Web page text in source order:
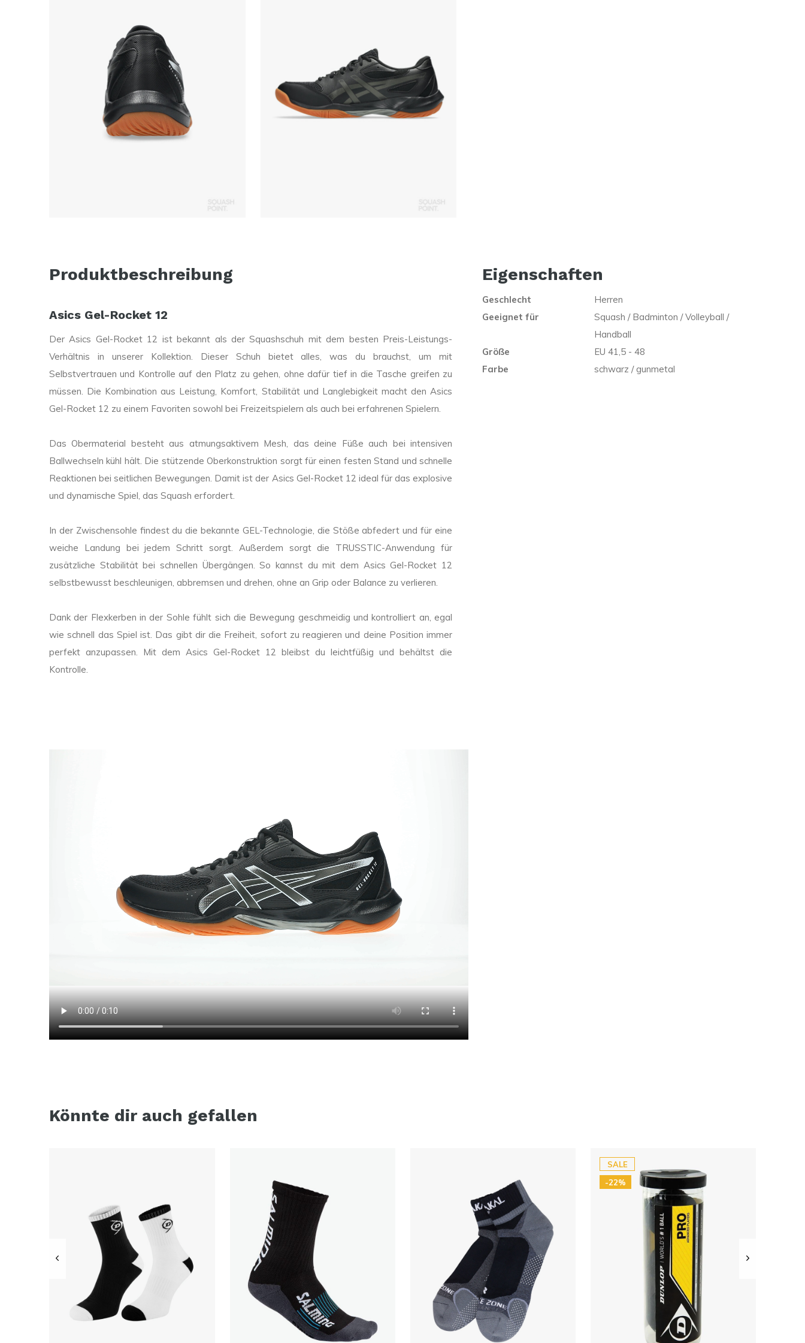
Produktbeschreibung
Asics Gel-Rocket 12
Der Asics Gel-Rocket 12 ist bekannt als der Squashschuh mit dem besten Preis-Leistungs-
Verhältnis in unserer Kollektion. Dieser Schuh bietet alles, was du brauchst, um mit
Selbstvertrauen und Kontrolle auf den Platz zu gehen, ohne dafür tief in die Tasche greifen zu
müssen. Die Kombination aus Leistung, Komfort, Stabilität und Langlebigkeit macht den Asics
Gel-Rocket 12 zu einem Favoriten sowohl bei Freizeitspielern als auch bei erfahrenen Spielern.
Das Obermaterial besteht aus atmungsaktivem Mesh, das deine Füße auch bei intensiven
Ballwechseln kühl hält. Die stützende Oberkonstruktion sorgt für einen festen Stand und schnelle
Reaktionen bei seitlichen Bewegungen. Damit ist der Asics Gel-Rocket 12 ideal für das explosive
und dynamische Spiel, das Squash erfordert.
In der Zwischensohle findest du die bekannte GEL-Technologie, die Stöße abfedert und für eine
weiche Landung bei jedem Schritt sorgt. Außerdem sorgt die TRUSSTIC-Anwendung für
zusätzliche Stabilität bei schnellen Übergängen. So kannst du mit dem Asics Gel-Rocket 12
selbstbewusst beschleunigen, abbremsen und drehen, ohne an Grip oder Balance zu verlieren.
Dank der Flexkerben in der Sohle fühlt sich die Bewegung geschmeidig und kontrolliert an, egal
wie schnell das Spiel ist. Das gibt dir die Freiheit, sofort zu reagieren und deine Position immer
perfekt anzupassen. Mit dem Asics Gel-Rocket 12 bleibst du leichtfüßig und behältst die
Kontrolle.
Eigenschaften
Geschlecht
Herren
Geeignet für
Squash / Badminton / Volleyball /
Handball
Größe
EU 41,5 - 48
Farbe
schwarz / gunmetal
Könnte dir auch gefallen
SALE
-22%